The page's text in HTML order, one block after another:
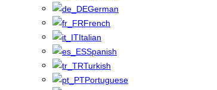
German
French
Italian
Spanish
Turkish
Portuguese